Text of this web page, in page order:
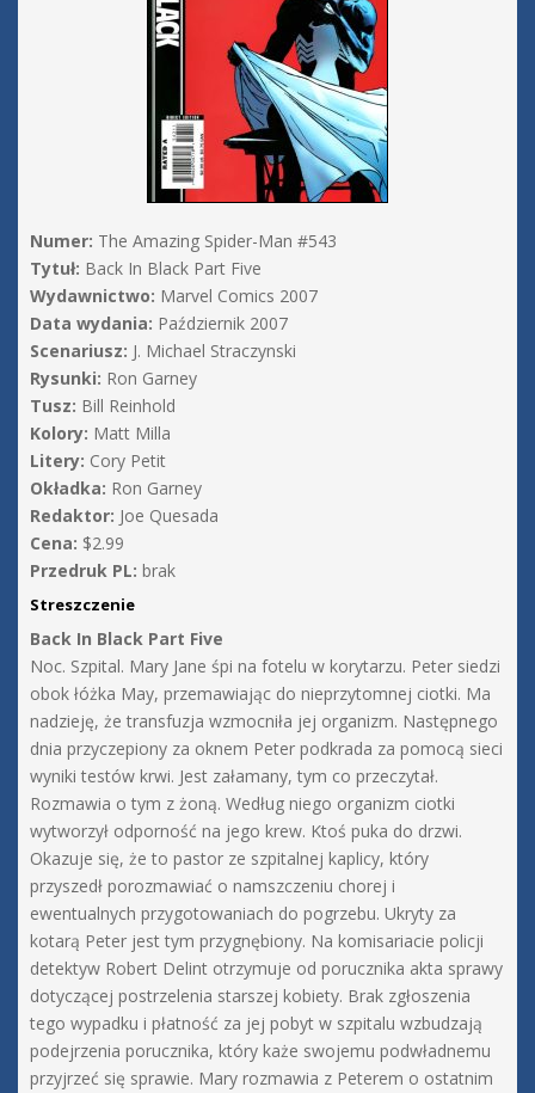
Numer: The Amazing Spider-Man #543
Tytuł: Back In Black Part Five
Wydawnictwo: Marvel Comics 2007
Data wydania: Październik 2007
Scenariusz: J. Michael Straczynski
Rysunki: Ron Garney
Tusz: Bill Reinhold
Kolory: Matt Milla
Litery: Cory Petit
Okładka: Ron Garney
Redaktor: Joe Quesada
Cena: $2.99
Przedruk PL: brak
Streszczenie
Back In Black Part Five
Noc. Szpital. Mary Jane śpi na fotelu w korytarzu. Peter siedzi
obok łóżka May, przemawiając do nieprzytomnej ciotki. Ma
nadzieję, że transfuzja wzmocniła jej organizm. Następnego
dnia przyczepiony za oknem Peter podkrada za pomocą sieci
wyniki testów krwi. Jest załamany, tym co przeczytał.
Rozmawia o tym z żoną. Według niego organizm ciotki
wytworzył odporność na jego krew. Ktoś puka do drzwi.
Okazuje się, że to pastor ze szpitalnej kaplicy, który
przyszedł porozmawiać o namszczeniu chorej i
ewentualnych przygotowaniach do pogrzebu. Ukryty za
kotarą Peter jest tym przygnębiony. Na komisariacie policji
detektyw Robert Delint otrzymuje od porucznika akta sprawy
dotyczącej postrzelenia starszej kobiety. Brak zgłoszenia
tego wypadku i płatność za jej pobyt w szpitalu wzbudzają
podejrzenia porucznika, który każe swojemu podwładnemu
przyjrzeć się sprawie. Mary rozmawia z Peterem o ostatnim